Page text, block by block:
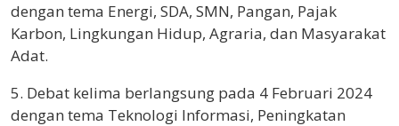
dengan tema Energi, SDA, SMN, Pangan, Pajak
Karbon, Lingkungan Hidup, Agraria, dan Masyarakat
Adat.
5. Debat kelima berlangsung pada 4 Februari 2024
dengan tema Teknologi Informasi, Peningkatan